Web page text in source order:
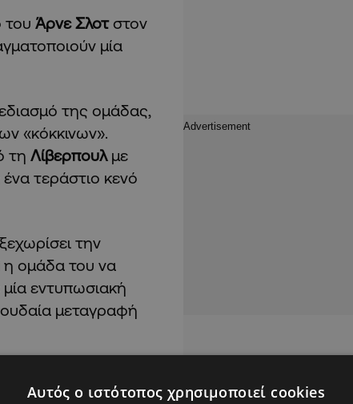
του Άρνε Σλοτστον
μία
της ομάδας,
«κόκκινων».
τη Λίβερπουλμε
τεράστιο κενό
την
η ομάδα του να
εντυπωσιακή
μεταγραφή
Αυτός ο ιστότοπος χρησιμοποιεί cookies